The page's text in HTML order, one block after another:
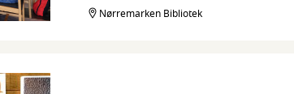
Nørremarken Bibliotek